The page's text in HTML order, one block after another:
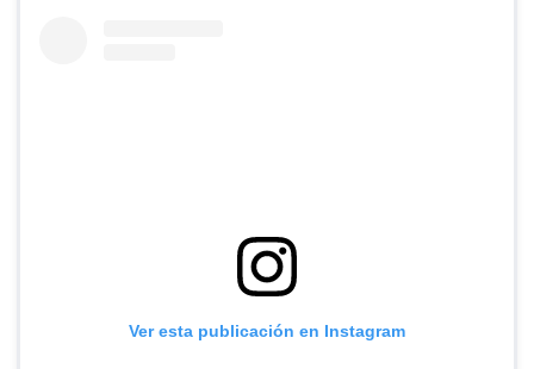
Ver esta publicación en Instagram